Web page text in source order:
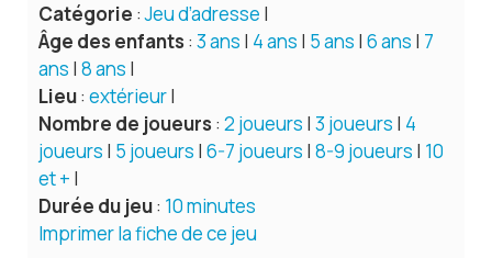
Catégorie :Jeu d’adresse |
Âge des enfants : 3 ans | 4 ans | 5 ans | 6 ans | 7
ans | 8 ans |
Lieu: extérieur|
Nombre de joueurs : 2 joueurs | 3 joueurs | 4
joueurs | 5 joueurs | 6-7 joueurs | 8-9 joueurs | 10
et + |
Durée du jeu: 10 minutes
Imprimer la fiche de ce jeu